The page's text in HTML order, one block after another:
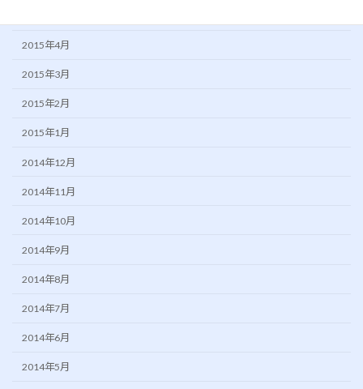
2015年4月
2015年3月
2015年2月
2015年1月
2014年12月
2014年11月
2014年10月
2014年9月
2014年8月
2014年7月
2014年6月
2014年5月